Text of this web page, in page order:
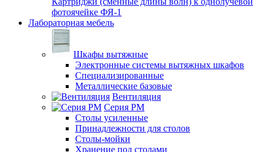
фотоячейке ФЯ-1
Лабораторная мебель
Шкафы вытяжные
Электронные системы вытяжных шкафов
Специализированные
Металлические базовые
Вентиляция
Серия РМ
Столы усиленные
Принадлежности для столов
Столы-мойки
Хранение под столами